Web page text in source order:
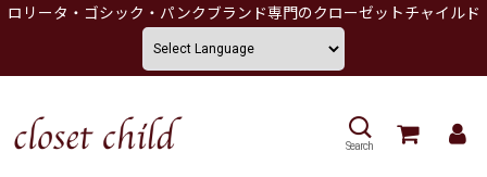
ロリータ・ゴシック・パンクブランド専門のクローゼットチャイルド
Search